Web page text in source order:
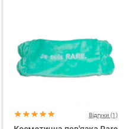
Відгуки (1)